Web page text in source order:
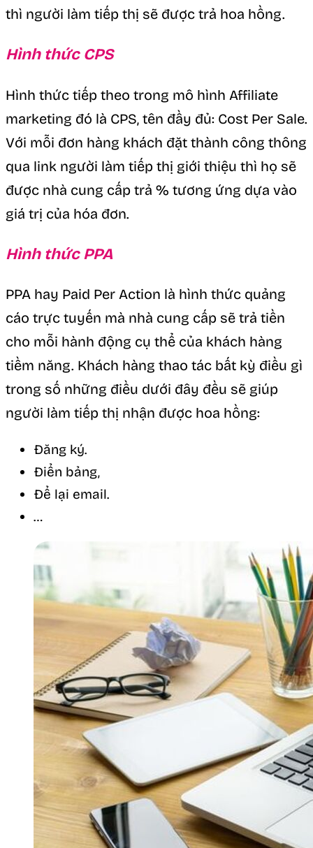
thì người làm tiếp thị sẽ được trả hoa hồng.
Hình thức CPS
Hình thức tiếp theo trong mô hình Affiliate
marketing đó là CPS, tên đầy đủ: Cost Per Sale.
Với mỗi đơn hàng khách đặt thành công thông
qua link người làm tiếp thị giới thiệu thì họ sẽ
được nhà cung cấp trả % tương ứng dựa vào
giá trị của hóa đơn.
Hình thức PPA
PPA hay Paid Per Action là hình thức quảng
cáo trực tuyến mà nhà cung cấp sẽ trả tiền
cho mỗi hành động cụ thể của khách hàng
tiềm năng. Khách hàng thao tác bất kỳ điều gì
trong số những điều dưới đây đều sẽ giúp
người làm tiếp thị nhận được hoa hồng:
Đăng ký.
Điển bảng,
Để lại email.
…